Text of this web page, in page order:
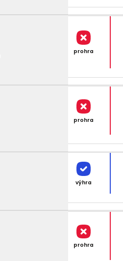
prohra
prohra
výhra
prohra